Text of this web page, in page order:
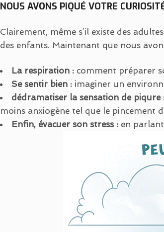
NOUS AVONS PIQUÉ VOTRE
Clairement, même s’il existe des adultes
des enfants. Maintenant que nous
La respiration : comment préparer
Se sentir bien : imaginer un
dédramatiser la sensation de piqure
moins anxiogène tel que le pincement
Enfin, évacuer son stress : en